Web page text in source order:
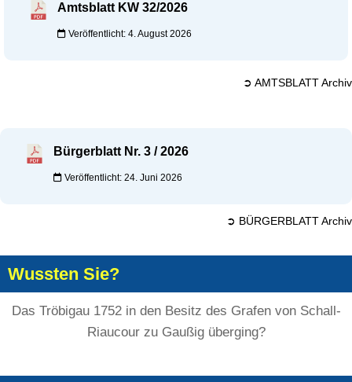
Amtsblatt KW 32/2026
Veröffentlicht: 4. August 2026
➲ AMTSBLATT Archiv
Bürgerblatt Nr. 3 / 2026
Veröffentlicht: 24. Juni 2026
➲ BÜRGERBLATT Archiv
Wussten Sie?
Das Tröbigau 1752 in den Besitz des Grafen von Schall-
Riaucour zu Gaußig überging?